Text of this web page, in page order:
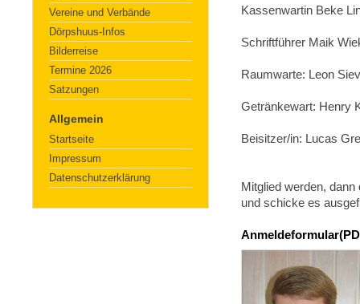
Vereine und Verbände
Dörpshuus-Infos
Bilderreise
Termine 2026
Satzungen
Allgemein
Startseite
Impressum
Datenschutzerklärung
Kassenwartin Beke
Schriftführer Maik
Raumwarte: Leon
Getränkewart: Henry
Beisitzer/in: Lucas
Mitglied werden,
und schicke es